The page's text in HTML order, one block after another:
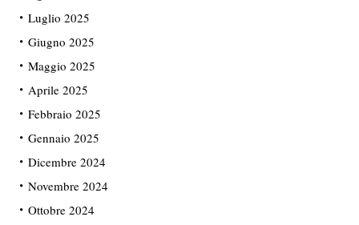
Luglio 2025
Giugno 2025
Maggio 2025
Aprile 2025
Febbraio 2025
Gennaio 2025
Dicembre 2024
Novembre 2024
Ottobre 2024